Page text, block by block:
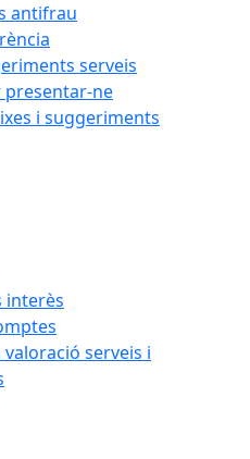
antifrau
serveis
presentar-ne
i suggeriments
interès
valoració serveis i